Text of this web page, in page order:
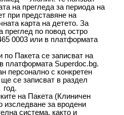
на прегледа за периода на
при представяне на
карта на детето. За
преглед по повод остро
0003 или в платформата
по Пакета се записват на
платформата Superdoc.bg.
персонално с конкретен
се записват в раздел
год.
на Пакета (Клиничен
изследване за вродени
система, както и